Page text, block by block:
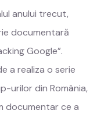
anului trecut,
documentară
Google”.
a realiza o serie
urilor din România,
documentar ce a